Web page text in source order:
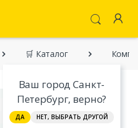
Ваш город Санкт-
Петербург, верно?
ДА НЕТ, ВЫБРАТЬ ДРУГОЙ
🛒 Каталог